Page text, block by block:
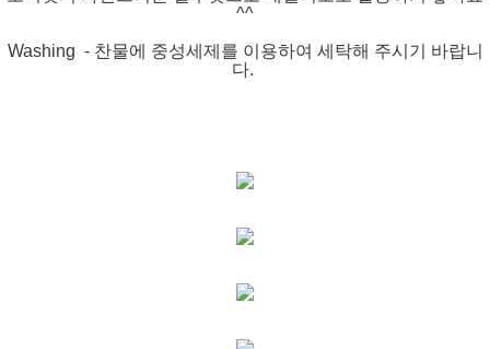
^^
Washing - 찬물에 중성세제를 이용하여 세탁해 주시기 바랍니
다.